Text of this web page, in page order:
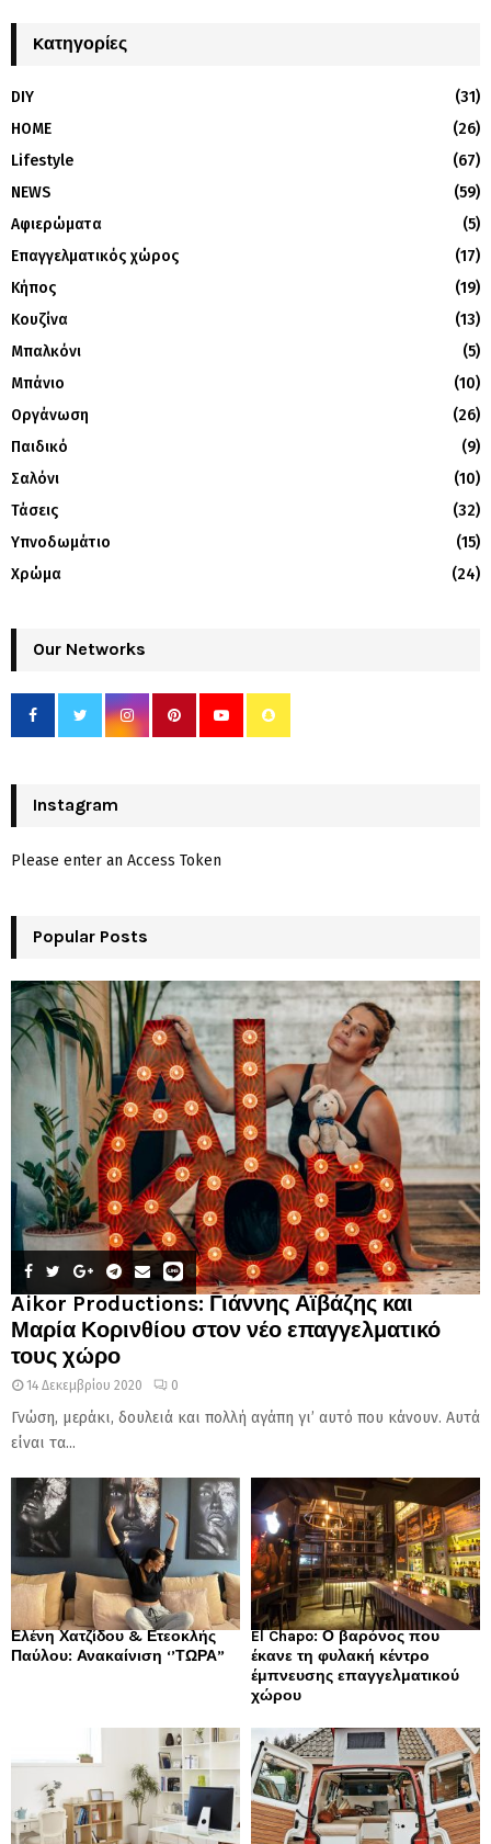
Kατηγορίες
DIY
(31)
HOME
(26)
Lifestyle
(67)
NEWS
(59)
Αφιερώματα
(5)
Επαγγελματικός χώρος
(17)
Κήπος
(19)
Κουζίνα
(13)
Μπαλκόνι
(5)
Μπάνιο
(10)
Οργάνωση
(26)
Παιδικό
(9)
Σαλόνι
(10)
Τάσεις
(32)
Υπνοδωμάτιο
(15)
Χρώμα
(24)
Our Networks
Instagram
Please enter an Access Token
Popular Posts
Aikor Productions: Γιάννης Αϊβάζης και
Μαρία Κορινθίου στον νέο επαγγελματικό
τους χώρο
14 Δεκεμβρίου 2020 0
Γνώση, μεράκι, δουλειά και πολλή αγάπη γι’ αυτό που κάνουν. Αυτά
είναι τα...
Ελένη Χατζίδου & Ετεοκλής
Παύλου: Ανακαίνιση ‘’ΤΩΡΑ”
El Chapo: Ο βαρόνος που
έκανε τη φυλακή κέντρο
έμπνευσης επαγγελματικού
χώρου